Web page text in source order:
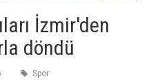
İzmir'den
döndü
Spor